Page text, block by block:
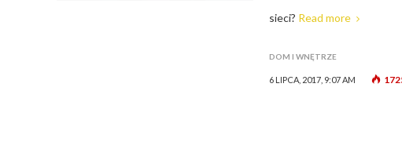
sieci? Read more
DOM I WNĘTRZE
6 LIPCA, 2017, 9:07 AM